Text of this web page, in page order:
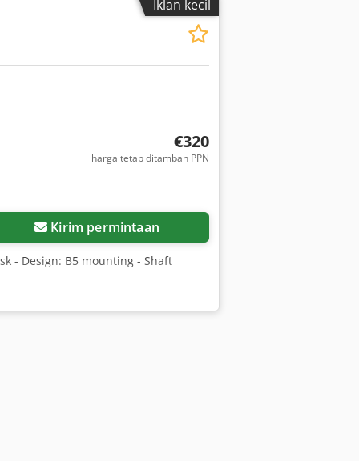
Iklan kecil
€320
harga tetap ditambah PPN
Kirim permintaan
- Design: B5 mounting - Shaft